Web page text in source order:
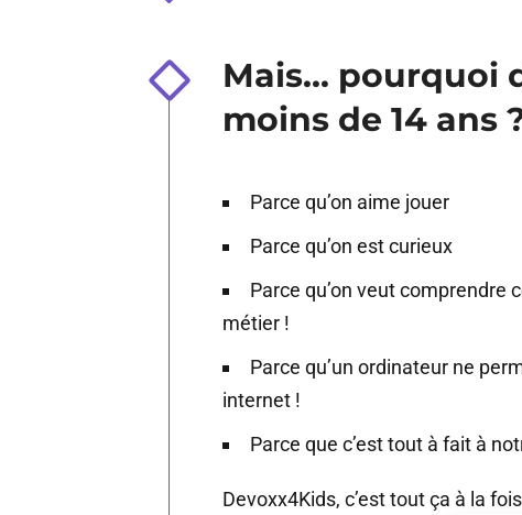
Mais... pourquoi
moins de 14 ans
Parce qu’on aime jouer
Parce qu’on est curieux
Parce qu’on veut comprendre
métier !
Parce qu’un ordinateur ne
internet !
Parce que c’est tout à fait à
Devoxx4Kids, c’est tout ça à la